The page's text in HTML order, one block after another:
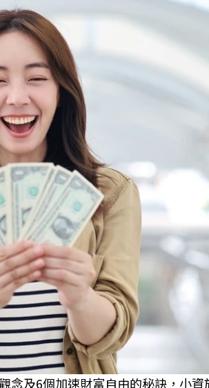
念及6個加速財富自由的秘訣，小資